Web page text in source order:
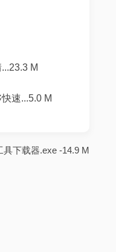
M
速...5.0 M
具下载器.exe -14.9 M